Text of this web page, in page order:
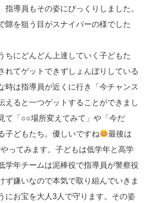
指導員もその姿にびっくりしました。
隙を狙う目がスナイパーの様でした
ちにどんどん上達していく子どもた
れてゲットできずしょんぼりしている
時は指導員が近くに行き「今チャンス
えると一つゲットすることができまし
て「○○場所変えてみて」や「今だ
子どもたち。優しいですね
最後は
ってみます。子どもは低学年と高学
学年チームは泥棒役で指導員が警察役
ず嫌いなので本気で取り組んでいきま
にお宝を大人3人で守ります。その姿